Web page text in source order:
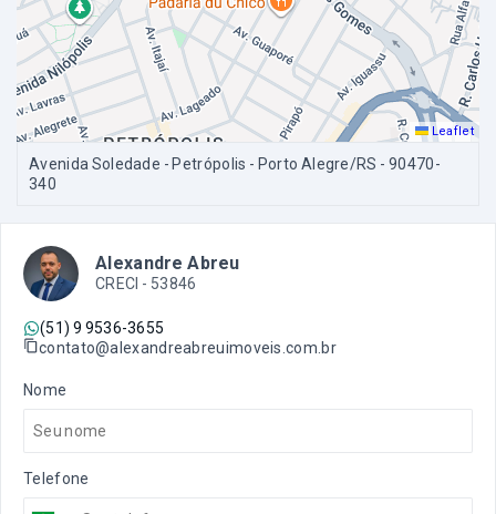
Leaflet
Avenida Soledade - Petrópolis - Porto Alegre/RS - 90470-
340
Alexandre Abreu
CRECI - 53846
(51) 9 9536-3655
contato@alexandreabreuimoveis.com.br
Nome
Telefone